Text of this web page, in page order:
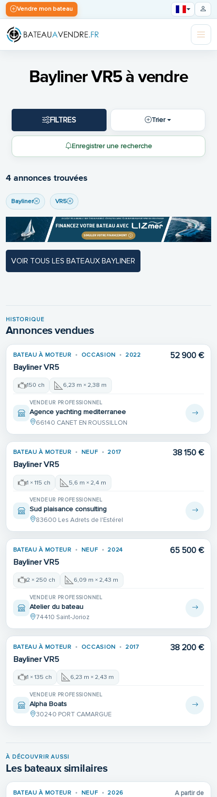
Vendre mon bateau
Bayliner VR5 à vendre
FILTRES Trier
Enregistrer une recherche
4 annonces trouvées
Bayliner VR5
VOIR TOUS LES BATEAUX BAYLINER
HISTORIQUE
Annonces vendues
VENDU
BATEAU À MOTEUR OCCASION 2022
Bayliner VR5
52 900 €
150 ch 6,23 m × 2,38 m
VENDEUR PROFESSIONNEL
Agence yachting mediterranee
66140 CANET EN ROUSSILLON
VENDU
BATEAU À MOTEUR NEUF 2017
Bayliner VR5
38 150 €
1 × 115 ch 5,6 m × 2,4 m
VENDEUR PROFESSIONNEL
Sud plaisance consulting
83600 Les Adrets de l'Estérel
VENDU
BATEAU À MOTEUR NEUF 2024
Bayliner VR5
65 500 €
2 × 250 ch 6,09 m × 2,43 m
VENDEUR PROFESSIONNEL
Atelier du bateau
74410 Saint-Jorioz
VENDU
BATEAU À MOTEUR OCCASION 2017
Bayliner VR5
38 200 €
1 × 135 ch 6,23 m × 2,43 m
VENDEUR PROFESSIONNEL
Alpha Boats
30240 PORT CAMARGUE
À DÉCOUVRIR AUSSI
Les bateaux similaires
BATEAU À MOTEUR NEUF 2026 A partir de